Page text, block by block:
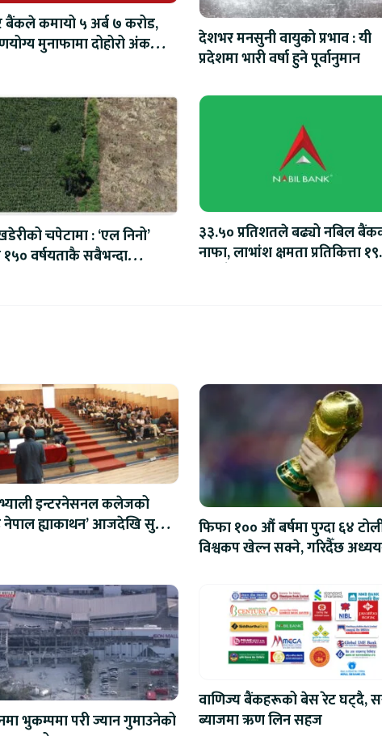
बैंकले कमायो ५ अर्ब ७ करोड,
मुनाफामा दोहोरो अंकको
देशभर मनसुनी वायुको प्रभाव : यी
प्रदेशमा भारी वर्षा हुने पूर्वानुमान
चपेटामा : ‘एल निनो’
वर्षयताकै सबैभन्दा
३३.५० प्रतिशतले बढ्यो नबिल
नाफा, लाभांश क्षमता प्रतिकित्ता
इन्टरनेसनल कलेजको
नेपाल ह्याकाथन’ आजदेखि सुरु,
फिफा १०० औं बर्षमा पुग्दा ६४
विश्वकप खेल्न सक्ने, गरिदैँछ
भुकम्पमा परी ज्यान गुमाउनेको
वाणिज्य बैंकहरूको बेस रेट घट्दै,
ब्याजमा ऋण लिन सहज